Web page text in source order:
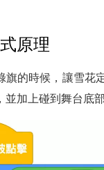
原理
旗的時候，讓雪花
並加上碰到舞台底